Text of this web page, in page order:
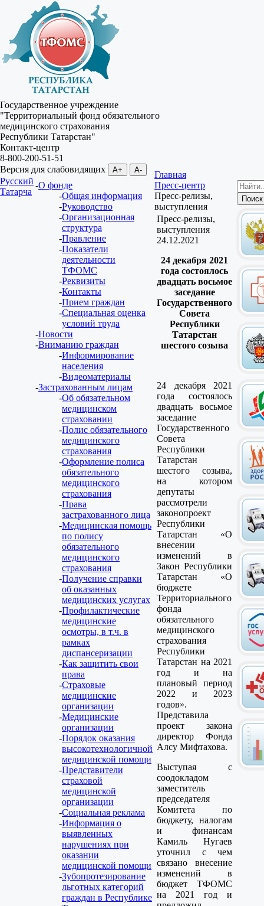
Государственное учреждение
"Территориальный фонд обязательного
медицинского страхования
Республики Татарстан"
Контакт-центр
8-800-200-51-51
Версия для слабовидящих
A+ A-
Русский
Татарча
О фонде
Общая информация
Руководство
Организационная
структура
Правление
Показатели
деятельности
ТФОМС
Реквизиты
Контакты
Прием граждан
Специальная оценка
условий труда
Новости
Вниманию граждан
Информирование
населения
Видеоматериалы
Застрахованным лицам
Об обязательном
медицинском
страховании
Полис обязательного
медицинского
страхования
Оформление полиса
обязательного
медицинского
страхования
Права
застрахованного лица
Медицинская помощь
по полису
обязательного
медицинского
страхования
Получение справки
об оказанных
медицинских услугах
Профилактические
медицинские
осмотры, в т.ч. в
рамках
диспансеризации
Как защитить свои
права
Страховые
медицинские
организации
Медицинские
организации
Порядок оказания
высокотехнологичной
медицинской помощи
Представители
страховой
медицинской
организации
Социальная реклама
Информация о
выявленных
нарушениях при
оказании
медицинской помощи
Зубопротезирование
льготных категорий
граждан в Республике
Главная
Пресс-центр
Пресс-релизы,
выступления
Пресс-релизы,
выступления
24.12.2021
24 декабря 2021
года состоялось
двадцать восьмое
заседание
Государственного
Совета
Республики
Татарстан
шестого созыва
24 декабря 2021
года состоялось
двадцать восьмое
заседание
Государственного
Совета
Республики
Татарстан
шестого созыва,
на котором
депутаты
рассмотрели
законопроект
Республики
Татарстан «О
внесении
изменений в
Закон Республики
Татарстан «О
бюджете
Территориального
фонда
обязательного
медицинского
страхования
Республики
Татарстан на 2021
год и на
плановый период
2022 и 2023
годов».
Представила
проект закона
директор Фонда
Алсу Мифтахова.
Выступая с
соодокладом
заместитель
председателя
Комитета по
бюджету, налогам
и финансам
Камиль Нугаев
уточнил с чем
связано внесение
изменений в
бюджет ТФОМС
на 2021 год и